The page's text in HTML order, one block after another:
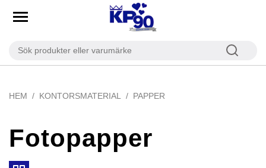
HEM KONTORSMATERIAL PAPPER
Fotopapper